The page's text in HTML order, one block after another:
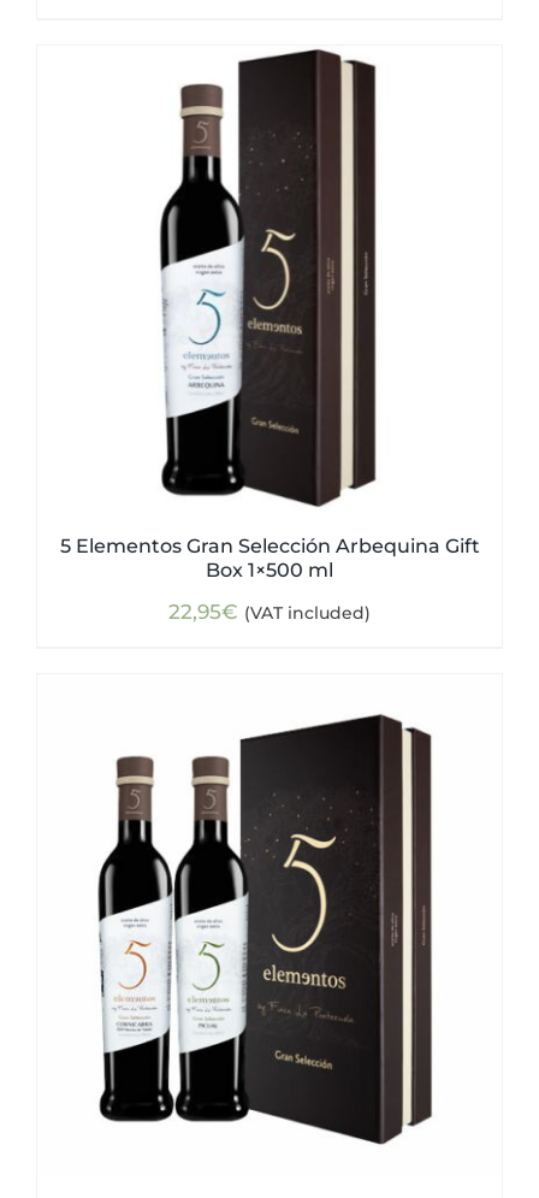
5 Elementos Gran Selección Arbequina Gift
Box 1×500 ml
22,95€ (VAT included)